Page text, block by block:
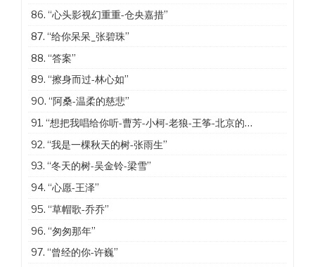
86.“心头影视幻重重-仓央嘉措”
87.“给你呆呆_张碧珠”
88.“答案”
89.“擦身而过-林心如”
90.“阿桑-温柔的慈悲”
91.“想把我唱给你听-曹芳-小柯-老狼-王筝-北京的冬天”
92.“我是一棵秋天的树-张雨生”
93.“冬天的树-吴金铃-梁雪”
94.“心愿-王泽”
95.“草帽歌-乔乔”
96.“匆匆那年”
97.“曾经的你-许巍”